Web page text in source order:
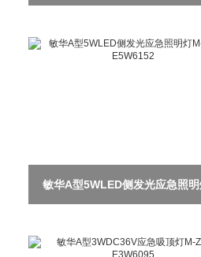
敏华A型5WLED侧发光应急照